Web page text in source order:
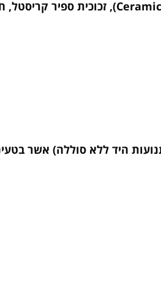
בעיצוב ייחודי, חלון תאריך
סוללה) אשר בטעינה מלאה